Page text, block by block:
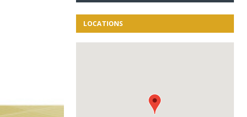
LOCATIONS